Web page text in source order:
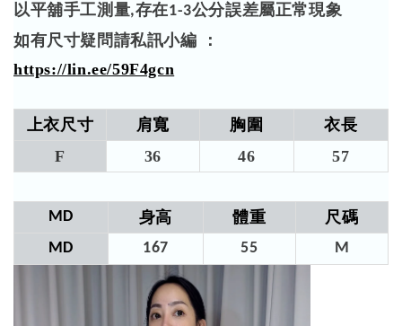
以平舖手工測量,存在1-3公分誤差屬正常現象
如有尺寸疑問請私訊小編 ：
https://lin.ee/59F4gcn
上衣尺寸 肩寬 胸圍
衣長
F
36 46 57​
MD 身高 體重 尺碼
MD 167 55 M